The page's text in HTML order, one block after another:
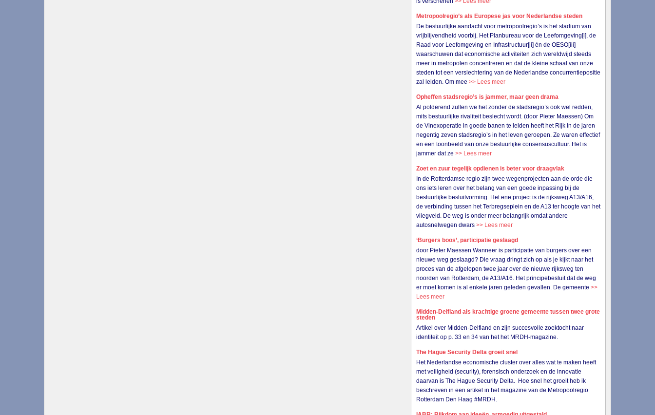
Metropoolregio’s als Europese jas voor Nederlandse steden
De bestuurlijke aandacht voor metropoolregio’s is het stadium van
vrijblijvendheid voorbij. Het Planbureau voor de Leefomgeving[i], de
Raad voor Leefomgeving en Infrastructuur[ii] én de OESO[iii]
waarschuwen dat economische activiteiten zich wereldwijd steeds
meer in metropolen concentreren en dat de kleine schaal van onze
steden tot een verslechtering van de Nederlandse concurrentiepositie
zal leiden. Om mee>> Lees meer
Opheffen stadsregio’s is jammer, maar geen drama
Al polderend zullen we het zonder de stadsregio’s ook wel redden,
mits bestuurlijke rivaliteit beslecht wordt. (door Pieter Maessen) Om
de Vinexoperatie in goede banen te leiden heeft het Rijk in de jaren
negentig zeven stadsregio’s in het leven geroepen. Ze waren effectief
en een toonbeeld van onze bestuurlijke consensuscultuur. Het is
jammer dat ze>> Lees meer
Zoet en zuur tegelijk opdienen is beter voor draagvlak
In de Rotterdamse regio zijn twee wegenprojecten aan de orde die
ons iets leren over het belang van een goede inpassing bij de
bestuurlijke besluitvorming. Het ene project is de rijksweg A13/A16,
de verbinding tussen het Terbregseplein en de A13 ter hoogte van het
vliegveld. De weg is onder meer belangrijk omdat andere
autosnelwegen dwars>> Lees meer
‘Burgers boos’, participatie geslaagd
door Pieter Maessen Wanneer is participatie van burgers over een
nieuwe weg geslaagd? Die vraag dringt zich op als je kijkt naar het
proces van de afgelopen twee jaar over de nieuwe rijksweg ten
noorden van Rotterdam, de A13/A16. Het principebesluit dat de weg
er moet komen is al enkele jaren geleden gevallen. De gemeente>>
Lees meer
Midden-Delfland als krachtige groene gemeente tussen twee grote
steden
Artikel over Midden-Delfland en zijn succesvolle zoektocht naar
identiteit op p. 33 en 34 van het het MRDH-magazine.
The Hague Security Delta groeit snel
Het Nederlandse economische cluster over alles wat te maken heeft
met veiligheid (security), forensisch onderzoek en de innovatie
daarvan is The Hague Security Delta. Hoe snel het groeit heb ik
beschreven in een artikel in het magazine van de Metropoolregio
Rotterdam Den Haag #MRDH.